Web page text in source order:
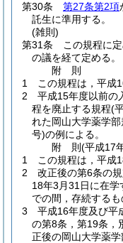
第30条
第27条第2項
託生に準用する。
(雑則)
第31条
この規程に
の議を経て定める。
附 則
1
この規程は，平成
2
平成15年度以前の
程を廃止する規程(
れた岡山大学薬学部
号)の例による。
附 則(平成17
1
この規程は，平成
2
改正後の第6条の
18年3月31日に在学
での間，存続するも
3
平成16年度及び平
の第8条，第19条，
正後の岡山大学薬